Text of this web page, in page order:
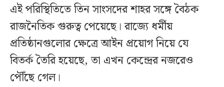
এই পরিস্থিতিতে তিন সাংসদের শাহর সঙ্গে বৈঠক
রাজনৈতিক গুরুত্ব পেয়েছে। রাজ্যে ধর্মীয়
প্রতিষ্ঠানগুলোর ক্ষেত্রে আইন প্রয়োগ নিয়ে যে
বিতর্ক তৈরি হয়েছে, তা এখন কেন্দ্রের নজরেও
পৌঁছে গেল।